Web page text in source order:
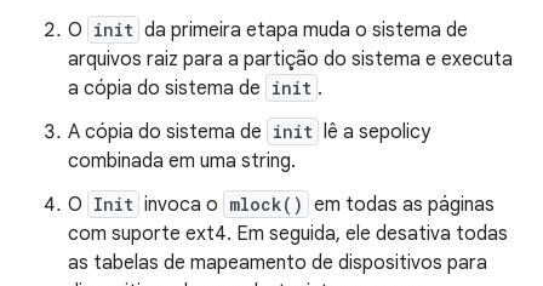
O init da primeira etapa muda o sistema de
arquivos raiz para a partição do sistema e executa
a cópia do sistema de init .
A cópia do sistema de init lê a sepolicy
combinada em uma string.
O Init invoca o mlock() em todas as páginas
com suporte ext4. Em seguida, ele desativa todas
as tabelas de mapeamento de dispositivos para